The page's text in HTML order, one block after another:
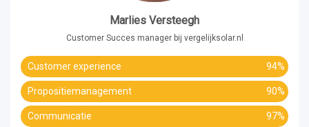
Marlies Versteegh
Customer Succes manager bij vergelijksolar.nl
Customer experience 94%
Propositiemanagement 90%
Communicatie 97%